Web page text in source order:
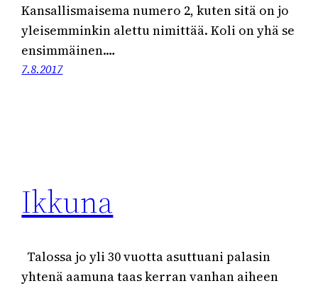
Kansallismaisema numero 2, kuten sitä on jo
yleisemminkin alettu nimittää. Koli on yhä se
ensimmäinen.…
7.8.2017
Ikkuna
Talossa jo yli 30 vuotta asuttuani palasin
yhtenä aamuna taas kerran vanhan aiheen